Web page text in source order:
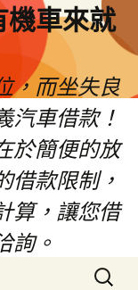
機車來就
，而坐失良
汽車借款！
於簡便的放
借款限制，
算，讓您借
詢。
搜